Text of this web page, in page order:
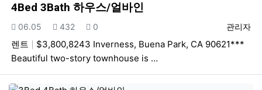
4Bed 3Bath 하우스/얼바인
등록자
관리자
등록일
06.05 조회
432 추천
0
렌트
$3,800,8243 Inverness, Buena Park, CA 90621***
Beautiful two-story townhouse is …